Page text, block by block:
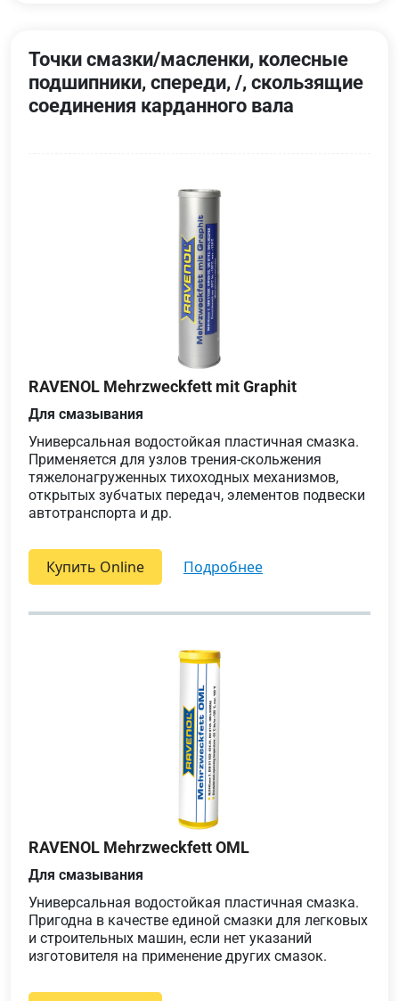
Точки смазки/масленки, колесные
подшипники, спереди, /, скользящие
соединения карданного вала
RAVENOL Mehrzweckfett mit Graphit
Для смазывания
Универсальная водостойкая пластичная смазка.
Применяется для узлов трения-скольжения
тяжелонагруженных тихоходных механизмов,
открытых зубчатых передач, элементов подвески
автотранспорта и др.
Купить Online подробнее
RAVENOL Mehrzweckfett OML
Для смазывания
Универсальная водостойкая пластичная смазка.
Пригодна в качестве единой смазки для легковых
и строительных машин, если нет указаний
изготовителя на применение других смазок.